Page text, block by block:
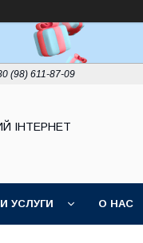
(98) 611-87-09
ІНТЕРНЕТ
УСЛУГИ О НАС